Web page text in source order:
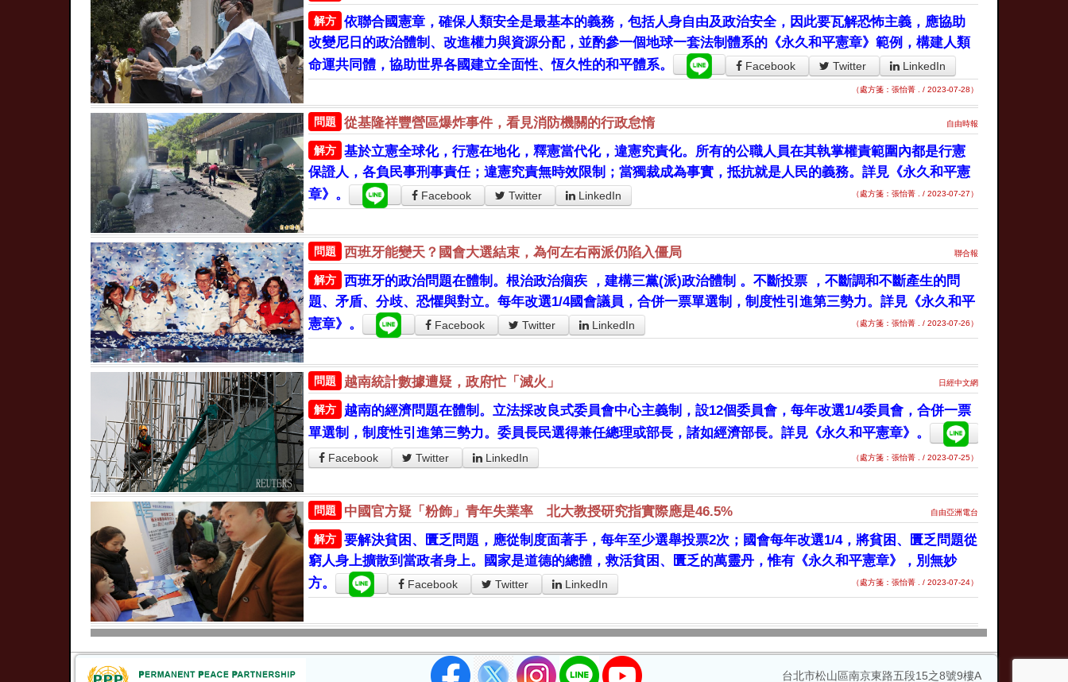
解方
依聯合國憲章，確保人類安全是最基本的義務，包括人身自由及政治安全，因此要瓦解恐怖主義，應協助
改變尼日的政治體制、改進權力與資源分配，並酌參一個地球一套法制體系的《永久和平憲章》範例，構建人類
命運共同體，協助世界各國建立全面性、恆久性的和平體系。
Facebook Twitter LinkedIn
（處方箋：張怡菁 . / 2023-07-28）
問題 從基隆祥豐營區爆炸事件，看見消防機關的行政怠惰 自由時報
解方
基於立憲全球化，行憲在地化，釋憲當代化，違憲究責化。所有的公職人員在其執掌權責範圍內都是行憲
保證人，各負民事刑事責任；違憲究責無時效限制；當獨裁成為事實，抵抗就是人民的義務。詳見《永久和平憲
章》。
Facebook Twitter LinkedIn （處方箋：張怡菁 . / 2023-07-27）
問題 西班牙能變天？國會大選結束，為何左右兩派仍陷入僵局 聯合報
解方
西班牙的政治問題在體制。根治政治痼疾 ，建構三黨(派)政治體制 。不斷投票 ，不斷調和不斷產生的問
題、矛盾、分歧、恐懼與對立。每年改選1/4國會議員，合併一票單選制，制度性引進第三勢力。詳見《永久和平
憲章》。
Facebook Twitter LinkedIn （處方箋：張怡菁 . / 2023-07-26）
問題 越南統計數據遭疑，政府忙「滅火」 日經中文網
解方
越南的經濟問題在體制。立法採改良式委員會中心主義制，設12個委員會，每年改選1/4委員會，合併一票
單選制，制度性引進第三勢力。委員長民選得兼任總理或部長，諸如經濟部長。詳見《永久和平憲章》。
Facebook Twitter LinkedIn （處方箋：張怡菁 . / 2023-07-25）
問題 中國官方疑「粉飾」青年失業率 北大教授研究指實際應是46.5% 自由亞洲電台
解方
要解決貧困、匱乏問題，應從制度面著手，每年至少選舉投票2次；國會每年改選1/4，將貧困、匱乏問題從
窮人身上擴散到當政者身上。國家是道德的總體，救活貧困、匱乏的萬靈丹，惟有《永久和平憲章》，別無妙
方。
Facebook Twitter LinkedIn （處方箋：張怡菁 . / 2023-07-24）
台北市松山區南京東路五段15之8號9樓A